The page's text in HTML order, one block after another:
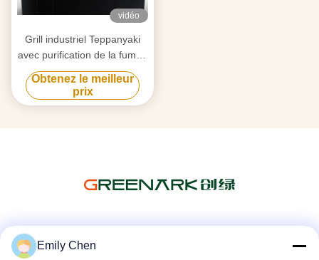
vidéo
Grill industriel Teppanyaki
avec purification de la fumée
par triple flux d'air et
technologie anti-obstruction
Obtenez le meilleur
prix
Emily Chen